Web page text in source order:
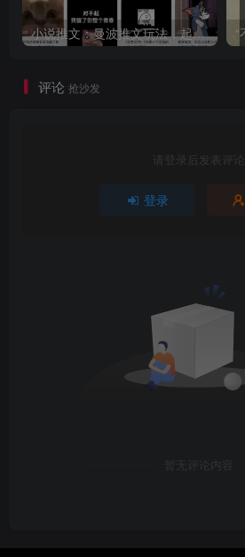
小说推文：曼波推文玩法，起号快，流量猛，一天收益1k+
评论 抢沙发
请登录后发表评论
登录
暂无评论内容